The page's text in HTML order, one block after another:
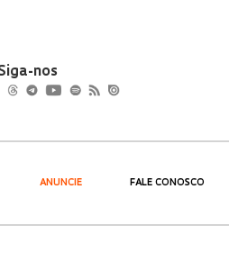
nos
ANUNCIE FALE CONOSCO